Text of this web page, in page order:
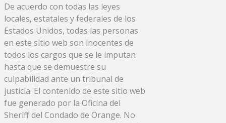
De acuerdo con todas las leyes
locales, estatales y federales de los
Estados Unidos, todas las personas
en este sitio web son inocentes de
todos los cargos que se le imputan
hasta que se demuestre su
culpabilidad ante un tribunal de
justicia. El contenido de este sitio web
fue generado por la Oficina del
Sheriff del Condado de Orange. No